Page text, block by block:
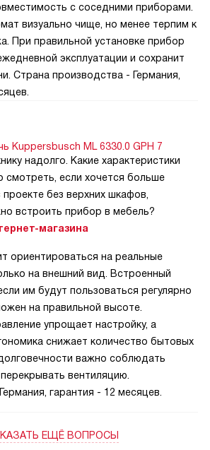
с соседними приборами.
визуально чище, но менее терпим к
При правильной установке прибор
эксплуатации и сохранит
Страна производства - Германия,
Kuppersbusch ML 6330.0 GPH 7
надолго. Какие характеристики
смотреть, если хочется больше
проекте без верхних шкафов,
встроить прибор в мебель?
магазина
ориентироваться на реальные
на внешний вид. Встроенный
им будут пользоваться регулярно
на правильной высоте.
упрощает настройку, а
снижает количество бытовых
важно соблюдать
вентиляцию.
гарантия - 12 месяцев.
ЕЩЁ ВОПРОСЫ